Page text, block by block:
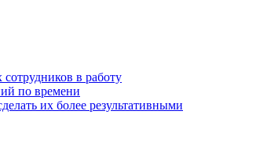
в работу
по времени
их более результативными